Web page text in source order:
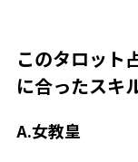
このタロット
に合ったスキ
A.女教皇